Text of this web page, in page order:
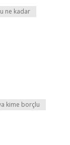
ne kadar
kime borçlu